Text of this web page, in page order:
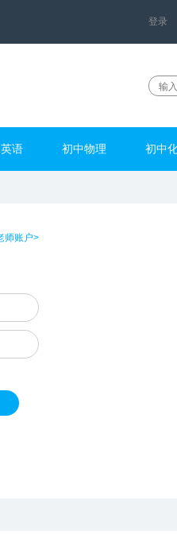
登录
语 初中物理 初中
师账户>